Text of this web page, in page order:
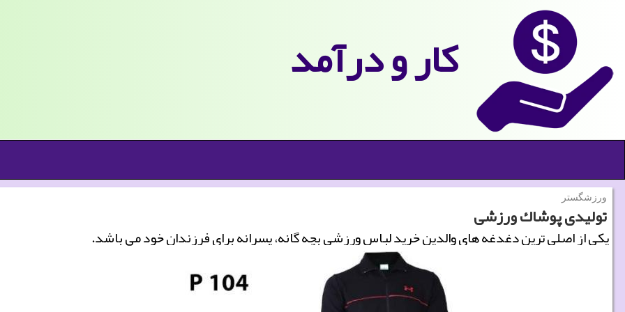
كار و درآمد
ورزشگستر
تولیدی پوشاك ورزشی
یكی از اصلی ترین دغدغه های والدین خرید لباس ورزشی بچه گانه، پسرانه برای فرزندان خود می باشد.